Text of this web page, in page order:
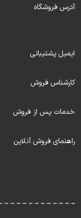
آدرس فروشگاه
ایمیل پشتیبانی
کارشناس فروش
خدمات پس از فروش
راهنمای فروش آنلاین